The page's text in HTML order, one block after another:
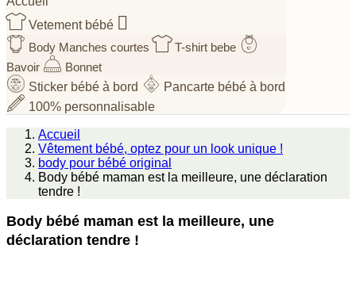
Vetement bébé 
Body Manches courtes
T-shirt bebe
Bavoir
Bonnet
Sticker bébé à bord
Pancarte bébé à bord
100% personnalisable
Accueil
Vêtement bébé, optez pour un look unique !
body pour bébé original
Body bébé maman est la meilleure, une déclaration
tendre !
Body bébé maman est la meilleure, une
déclaration tendre !